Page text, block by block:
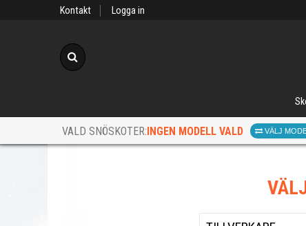
Kontakt Logga in
VALD SNÖSKOTER:INGEN MODELL VALD VÄLJ